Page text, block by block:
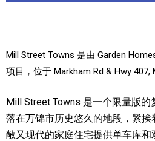
加拿大的历史文化
加拿大社会保险系统
定居安大略省
安大略省免费医疗保险
Mill Street Towns 是由 Garden
项目，位于 Markham Rd & Hwy 407,
Mill Street Towns 是一个限量版
落在万锦市历史悠久的地段，紧挨
敞又现代的家庭住宅提供单车库